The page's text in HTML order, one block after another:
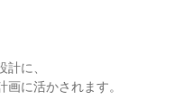
に、
に活かされます。